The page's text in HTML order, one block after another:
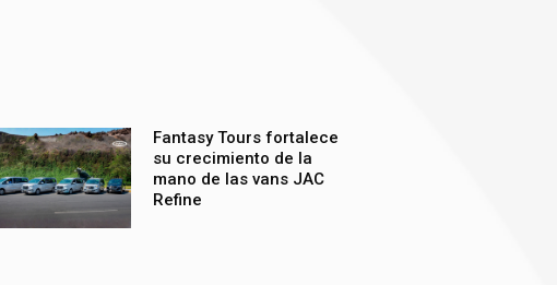
Fantasy Tours fortalece
su crecimiento de la
mano de las vans JAC
Refine